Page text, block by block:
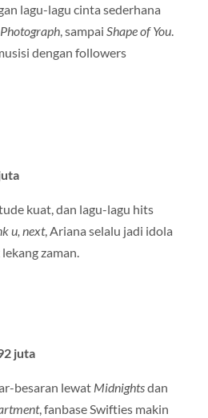
lagu-lagu cinta sederhana
Photograph, sampai Shape of You.
dengan followers
kuat, dan lagu-lagu hits
u, next, Ariana selalu jadi idola
zaman.
juta
besaran lewat Midnightsdan
, fanbase Swifties makin